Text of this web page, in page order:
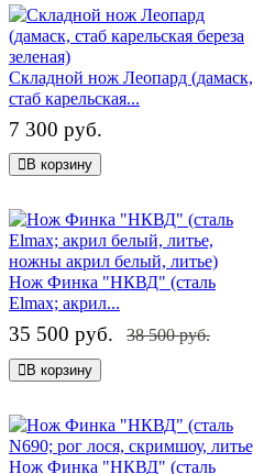
Складной нож Леопард (дамаск,
стаб карельская...
7 300 руб.
В корзину
Нож Финка "НКВД" (сталь
Elmax; акрил...
35 500 руб. 38 500 руб.
В корзину
Нож Финка "НКВД" (сталь